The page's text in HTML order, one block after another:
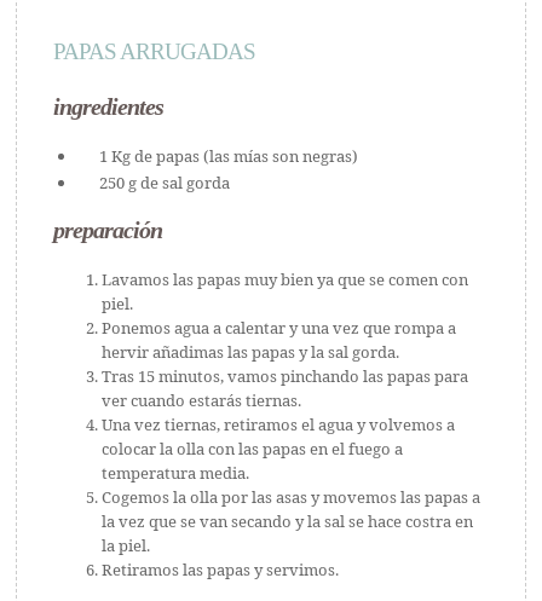
PAPAS ARRUGADAS
ingredientes
1 Kg de papas (las mías son negras)
250 g de sal gorda
preparación
Lavamos las papas muy bien ya que se comen con
piel.
Ponemos agua a calentar y una vez que rompa a
hervir añadimas las papas y la sal gorda.
Tras 15 minutos, vamos pinchando las papas para
ver cuando estarás tiernas.
Una vez tiernas, retiramos el agua y volvemos a
colocar la olla con las papas en el fuego a
temperatura media.
Cogemos la olla por las asas y movemos las papas a
la vez que se van secando y la sal se hace costra en
la piel.
Retiramos las papas y servimos.